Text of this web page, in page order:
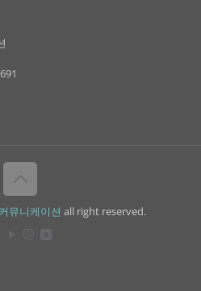
뮤니케이션 all right reserved.